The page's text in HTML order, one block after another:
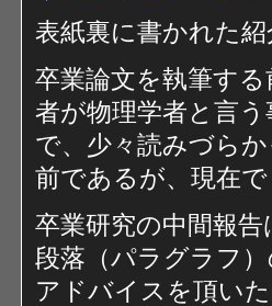
表紙裏に書かれた紹
卒業論文を執筆す
者が物理学者と言
で、少々読みづら
前であるが、現在
卒業研究の中間報
段落（パラグラフ
アドバイスを頂いた